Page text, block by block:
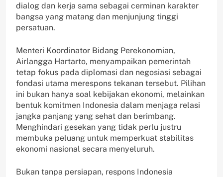
dialog dan kerja sama sebagai cerminan karakter
bangsa yang matang dan menjunjung tinggi
persatuan.
Menteri Koordinator Bidang Perekonomian,
Airlangga Hartarto, menyampaikan pemerintah
tetap fokus pada diplomasi dan negosiasi sebagai
fondasi utama merespons tekanan tersebut. Pilihan
ini bukan hanya soal kebijakan ekonomi, melainkan
bentuk komitmen Indonesia dalam menjaga relasi
jangka panjang yang sehat dan berimbang.
Menghindari gesekan yang tidak perlu justru
membuka peluang untuk memperkuat stabilitas
ekonomi nasional secara menyeluruh.
Bukan tanpa persiapan, respons Indonesia